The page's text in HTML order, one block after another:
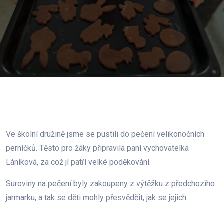
Ve školní družině jsme se pustili do pečení velikonočních
perníčků. Těsto pro žáky připravila paní vychovatelka
Láníková, za což jí patří velké poděkování.
Suroviny na pečení byly zakoupeny z výtěžku z předchozího
jarmarku, a tak se děti mohly přesvědčit, jak se jejich